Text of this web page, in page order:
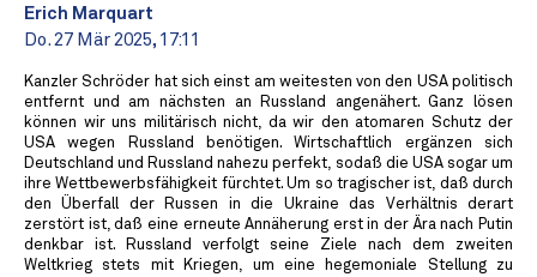
Erich Marquart
Do. 27 Mär 2025, 17:11
Kanzler Schröder hat sich einst am weitesten von den USA politisch
entfernt und am nächsten an Russland angenähert. Ganz lösen
können wir uns militärisch nicht, da wir den atomaren Schutz der
USA wegen Russland benötigen. Wirtschaftlich ergänzen sich
Deutschland und Russland nahezu perfekt, sodaß die USA sogar um
ihre Wettbewerbsfähigkeit fürchtet. Um so tragischer ist, daß durch
den Überfall der Russen in die Ukraine das Verhältnis derart
zerstört ist, daß eine erneute Annäherung erst in der Ära nach Putin
denkbar ist. Russland verfolgt seine Ziele nach dem zweiten
Weltkrieg stets mit Kriegen, um eine hegemoniale Stellung zu